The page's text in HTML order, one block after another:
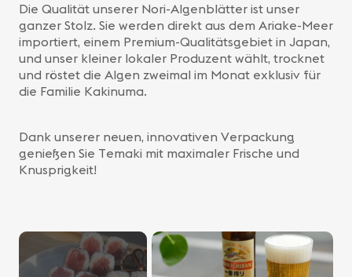
Die Qualität unserer Nori-Algenblätter ist unser
ganzer Stolz. Sie werden direkt aus dem Ariake-Meer
importiert, einem Premium-Qualitätsgebiet in Japan,
und unser kleiner lokaler Produzent wählt, trocknet
und röstet die Algen zweimal im Monat exklusiv für
die Familie Kakinuma.
Dank unserer neuen, innovativen Verpackung
genießen Sie Temaki mit maximaler Frische und
Knusprigkeit!